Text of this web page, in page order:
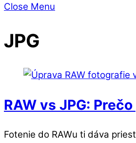
Close Menu
JPG
RAW vs JPG:
Fotenie do RAWu ti dáva